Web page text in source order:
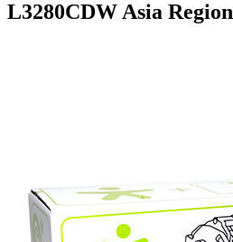
L3280CDW Asia Region